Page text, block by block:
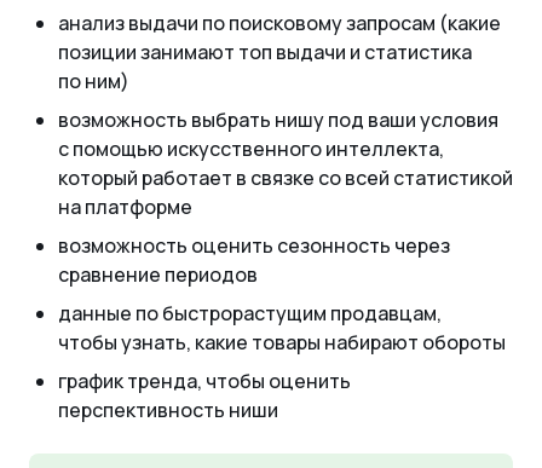
анализ выдачи по поисковому запросам (какие
позиции занимают топ выдачи и статистика
по ним)
возможность выбрать нишу под ваши условия
с помощью искусственного интеллекта,
который работает в связке со всей статистикой
на платформе
возможность оценить сезонность через
сравнение периодов
данные по быстрорастущим продавцам,
чтобы узнать, какие товары набирают обороты
график тренда, чтобы оценить
перспективность ниши